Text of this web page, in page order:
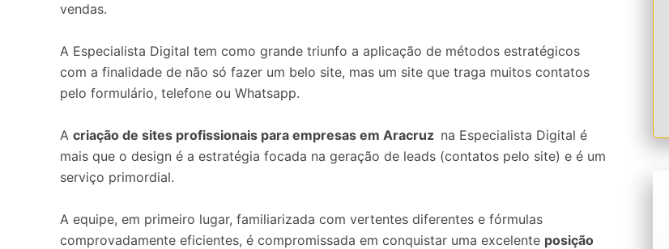
vendas.
A Especialista Digital tem como grande triunfo a aplicação de métodos estratégicos
com a finalidade de não só fazer um belo site, mas um site que traga muitos contatos
pelo formulário, telefone ou Whatsapp.
A criação de sites profissionais para empresas em Aracruz na Especialista Digital é
mais que o design é a estratégia focada na geração de leads (contatos pelo site) e é um
serviço primordial.
A equipe, em primeiro lugar, familiarizada com vertentes diferentes e fórmulas
comprovadamente eficientes, é compromissada em conquistar uma excelente posição